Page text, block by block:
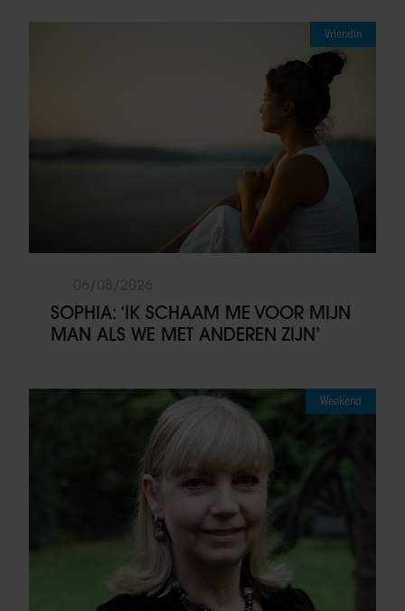
Vriendin
SOPHIA: ‘IK SCHAAM ME VOOR MIJN
MAN ALS WE MET ANDEREN ZIJN’
Weekend